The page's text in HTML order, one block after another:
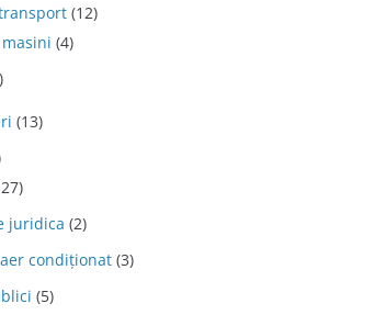
(12)
(4)
(13)
juridica (2)
condiționat (3)
(5)